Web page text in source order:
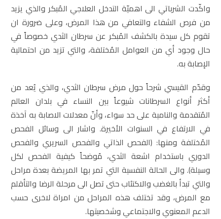
واكّدت الشرباتي الى اهميّة التدخل العلاجي المُبكر والذي يزيد
من فرص الشفاء والتعافي من هذا المرض، وعلى ضرورة ان
تقوم كل سيدة بالكشف المُبكر عن سرطان الثدي خصوصاً في
حال وجود أي من العوامل المُختلفة، والتي تزيد من احتمالية
الإصابة به.
وقدّم القيسي شرحاً حول مرض سرطان الثدي، والذي يُعد من
أكثر أنواع السرطانات شيوعاً بين النساء في بلدان العالم
المُتقدمة والنامية على حد سواء، وأنّ معدلات الاصابة به آخذة
في الارتفاع في السنوات الأخيرة. واشار الى وسائل الفحص
المُختلفة ومنها: (الفحص الذاتي والفحص السريري والفحص
الدوري باستخدام اشعة الثدي، مُوضحاً كيفية الفحص لكل
وسيلة). والى الحالة النفسية التي تمر بها المريضة بعدة مراحل
والتي تبدأ بالغضب والاكتئاب حتى تصل الى مرحلة الرضا والتأقلم
مع المرض، وقد تختلف هذه المراحل من امراة لاخرى حسب
الدعم المعنوي والاجتماعي وشخصيتها.